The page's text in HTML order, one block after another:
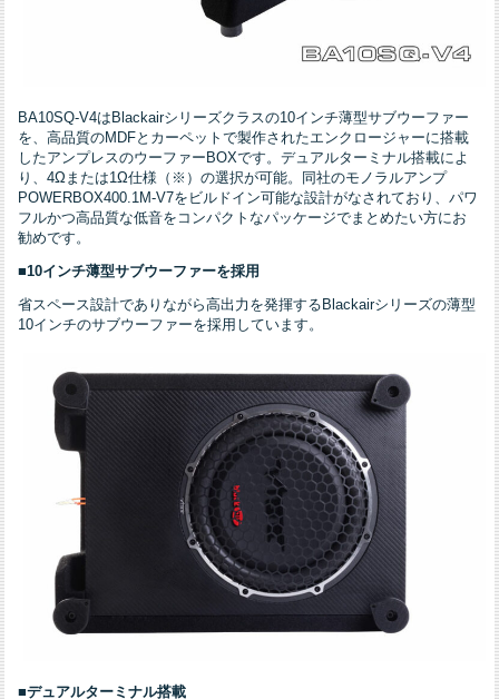
BA10SQ-V4はBlackairシリーズクラスの10インチ薄型サブウーファー
を、高品質のMDFとカーペットで製作されたエンクロージャーに搭載
したアンプレスのウーファーBOXです。デュアルターミナル搭載によ
り、4Ωまたは1Ω仕様（※）の選択が可能。同社のモノラルアンプ
POWERBOX400.1M-V7をビルドイン可能な設計がなされており、パワ
フルかつ高品質な低音をコンパクトなパッケージでまとめたい方にお
勧めです。
■10インチ薄型サブウーファーを採用
省スペース設計でありながら高出力を発揮するBlackairシリーズの薄型
10インチのサブウーファーを採用しています。
■デュアルターミナル搭載